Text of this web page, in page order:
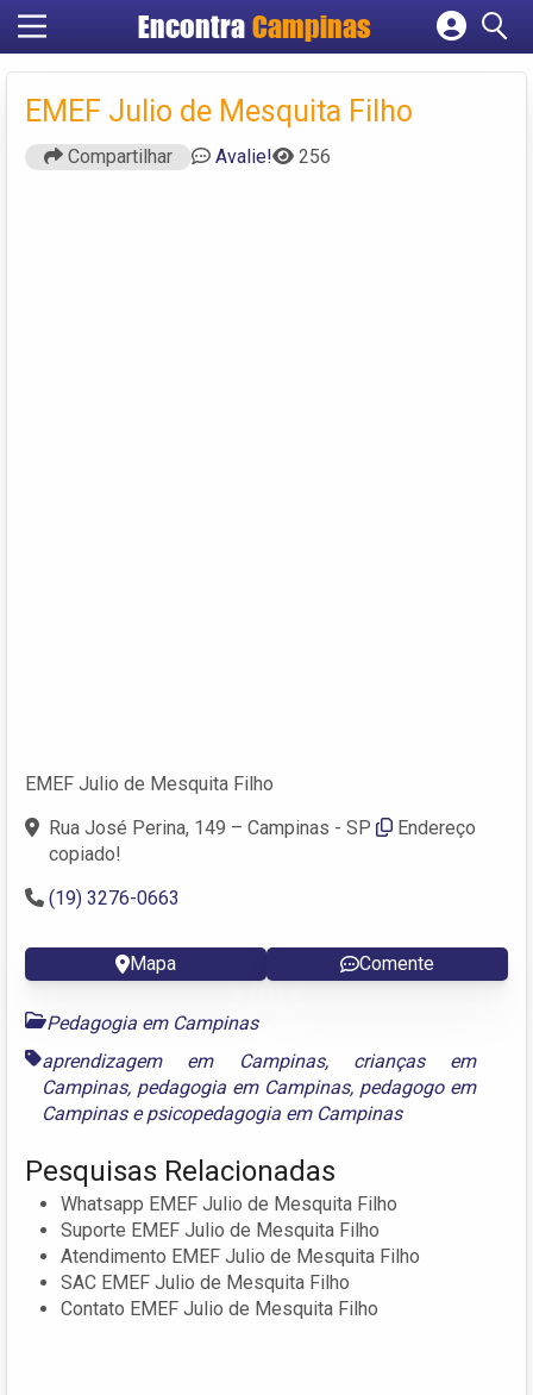
Encontra Campinas
Cadastrar empresa
Criar conta
EMEF Julio de Mesquita Filho
Compartilhar Avalie! 256
EMEF Julio de Mesquita Filho
Rua José Perina, 149 – Campinas - SP
Endereço
copiado!
(19) 3276-0663
Mapa Comente
Pedagogia em Campinas
aprendizagem em Campinas, crianças em
Campinas, pedagogia em Campinas, pedagogo em
Campinasepsicopedagogia em Campinas
Pesquisas Relacionadas
Whatsapp EMEF Julio de Mesquita Filho
Suporte EMEF Julio de Mesquita Filho
Atendimento EMEF Julio de Mesquita Filho
SAC EMEF Julio de Mesquita Filho
Contato EMEF Julio de Mesquita Filho